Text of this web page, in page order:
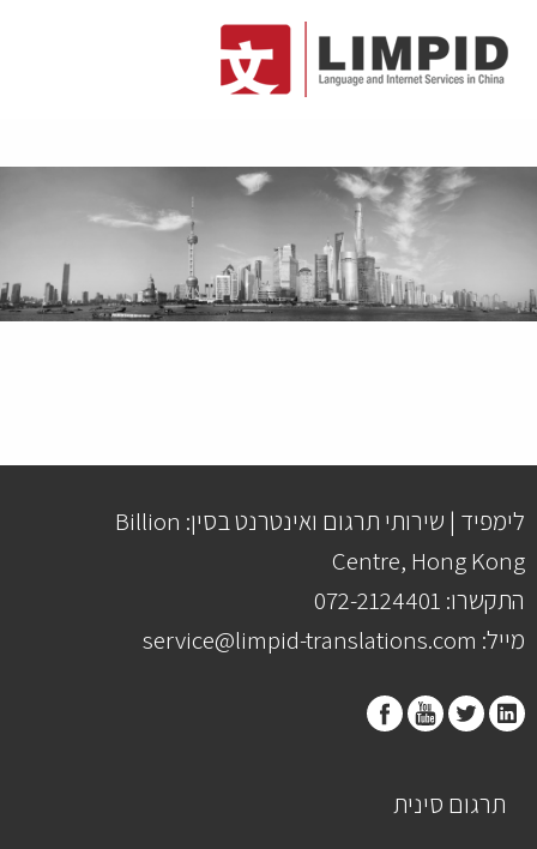
לימפיד | שירותי תרגום ואינטרנט בסין: Billion
Centre, Hong Kong
התקשרו: 072-2124401
מייל: service@limpid-translations.com
תרגום סינית